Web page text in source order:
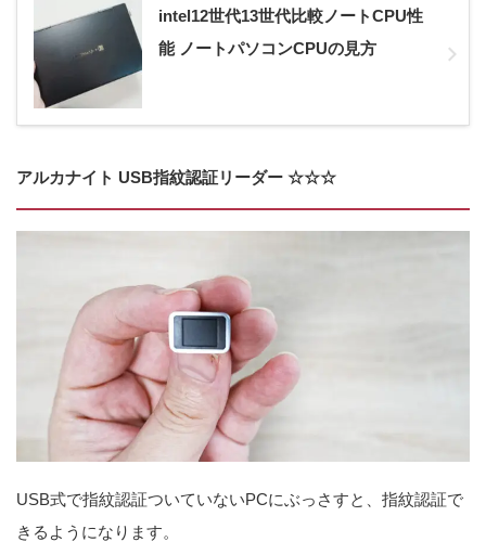
intel12世代13世代比較ノートCPU性
能 ノートパソコンCPUの見方
アルカナイト USB指紋認証リーダー ☆☆☆
USB式で指紋認証ついていないPCにぶっさすと、指紋認証で
きるようになります。